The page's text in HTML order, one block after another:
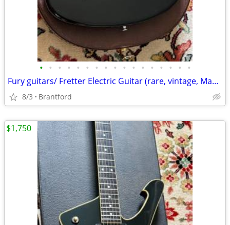
• • • • • • • • • • • • • • • • •
Fury guitars/ Fretter Electric Guitar (rare, vintage, Made in Canada)
8/3 Brantford
$1,750